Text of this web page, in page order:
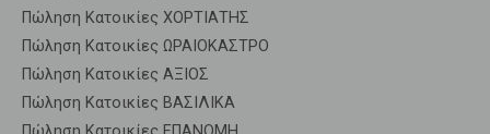
Πώληση Κατοικίες ΧΟΡΤΙΑΤΗΣ
Πώληση Κατοικίες ΩΡΑΙΟΚΑΣΤΡΟ
Πώληση Κατοικίες ΑΞΙΟΣ
Πώληση Κατοικίες ΒΑΣΙΛΙΚΑ